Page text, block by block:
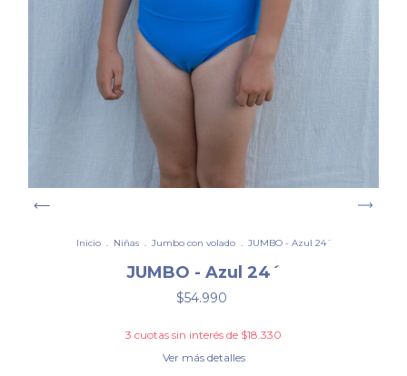
Inicio . Niñas . Jumbo con volado . JUMBO - Azul 24´
JUMBO - Azul 24´
$54.990
3 cuotas sin interés de $18.330
Ver más detalles